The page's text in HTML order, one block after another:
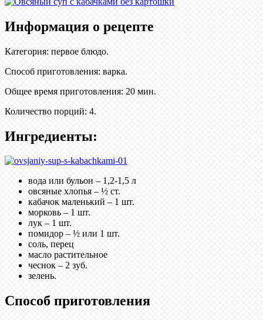
Информация о рецепте
Категория:первое блюдо.
Способ приготовления: варка.
Общее время приготовления: 20 мин.
Количество порций: 4.
Ингредиенты:
вода или бульон – 1,2-1,5 л
овсяные хлопья – ½ ст.
кабачок маленький – 1 шт.
морковь – 1 шт.
лук – 1 шт.
помидор – ½ или 1 шт.
соль, перец
масло растительное
чеснок – 2 зуб.
зелень.
Способ приготовления